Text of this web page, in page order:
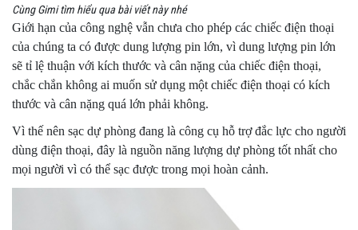
Cùng Gimi tìm hiểu qua bài viết này nhé
Giới hạn của công nghệ vẫn chưa cho phép các chiếc điện thoại
của chúng ta có được dung lượng pin lớn, vì dung lượng pin lớn
sẽ tỉ lệ thuận với kích thước và cân nặng của chiếc điện thoại,
chắc chắn không ai muốn sử dụng một chiếc điện thoại có kích
thước và cân nặng quá lớn phải không.
Vì thế nên sạc dự phòng đang là công cụ hỗ trợ đắc lực cho người
dùng điện thoại, đây là nguồn năng lượng dự phòng tốt nhất cho
mọi người vì có thể sạc được trong mọi hoàn cảnh.